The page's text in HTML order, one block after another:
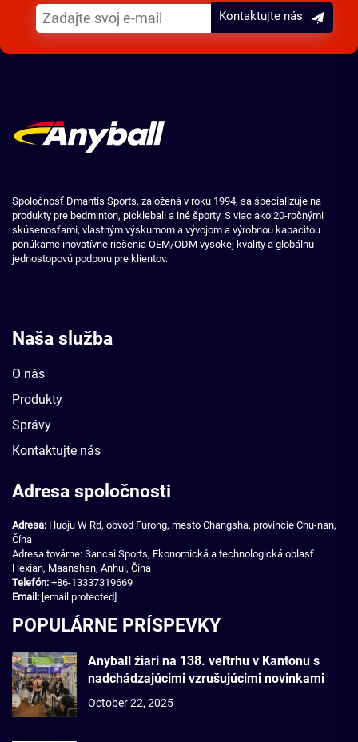
Kontaktujte nás
Spoločnosť Dmantis Sports, založená v roku 1994, sa špecializuje na
produkty pre bedminton, pickleball a iné športy. S viac ako 20-ročnými
skúsenosťami, vlastným výskumom a vývojom a výrobnou kapacitou
ponúkame inovatívne riešenia OEM/ODM vysokej kvality a globálnu
jednostopovú podporu pre klientov.
Naša služba
O nás
Produkty
Správy
Kontaktujte nás
Adresa spoločnosti
Adresa: Huoju W Rd, obvod Furong, mesto Changsha, provincie Chu-nan,
Čína
Adresa továrne: Sancai Sports, Ekonomická a technologická oblasť
Hexian, Maanshan, Anhui, Čína
Telefón: +86-13337319669
Email: [email protected]
POPULÁRNE PRÍSPEVKY
Anyball žiari na 138. veľtrhu v Kantonu s
nadchádzajúcimi vzrušujúcimi novinkami
October 22, 2025